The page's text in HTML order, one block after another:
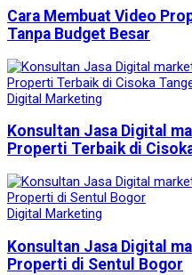
Cara Membuat Video
Tanpa Budget Besar
Digital Marketing
Konsultan Jasa Digital
Properti Terbaik di
Digital Marketing
Konsultan Jasa Digital
Properti di Sentul Bogor